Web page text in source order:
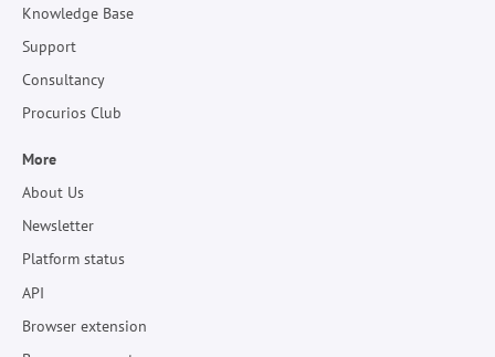
Knowledge Base
Support
Consultancy
Procurios Club
More
About Us
Newsletter
Platform status
API
Browser extension